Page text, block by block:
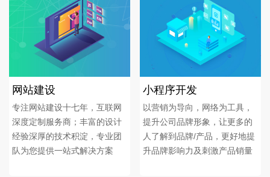
网站建设
专注网站建设十七年，互联网
深度定制服务商；丰富的设计
经验深厚的技术积淀，专业团
队为您提供一站式解决方案
小程序开发
以营销为导向，网络为工具，
提升公司品牌形象，让更多的
人了解到品牌/产品，更好地提
升品牌影响力及刺激产品销量